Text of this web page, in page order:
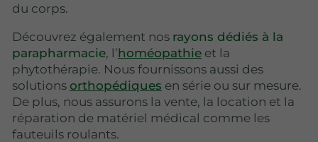
du corps.
Découvrez également nos rayons dédiés à la
parapharmacie, l’homéopathie et la
phytothérapie. Nous fournissons aussi des
solutions orthopédiques en série ou sur mesure.
De plus, nous assurons la vente, la location et la
réparation de matériel médical comme les
fauteuils roulants.